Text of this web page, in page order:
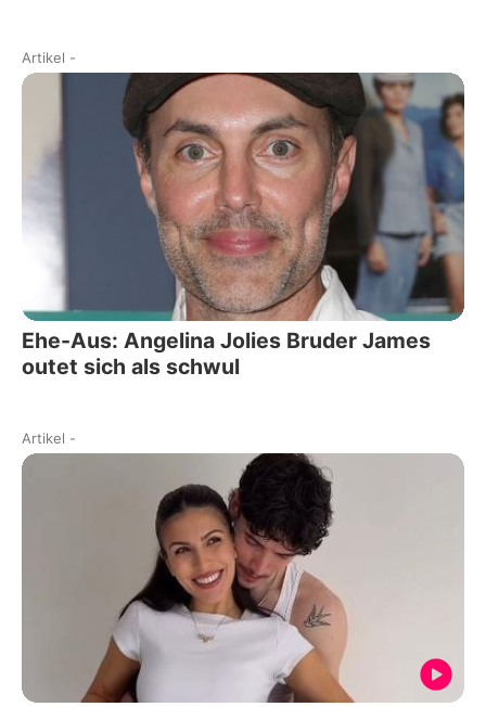
Artikel -
Ehe-Aus: Angelina Jolies Bruder James
outet sich als schwul
Artikel -